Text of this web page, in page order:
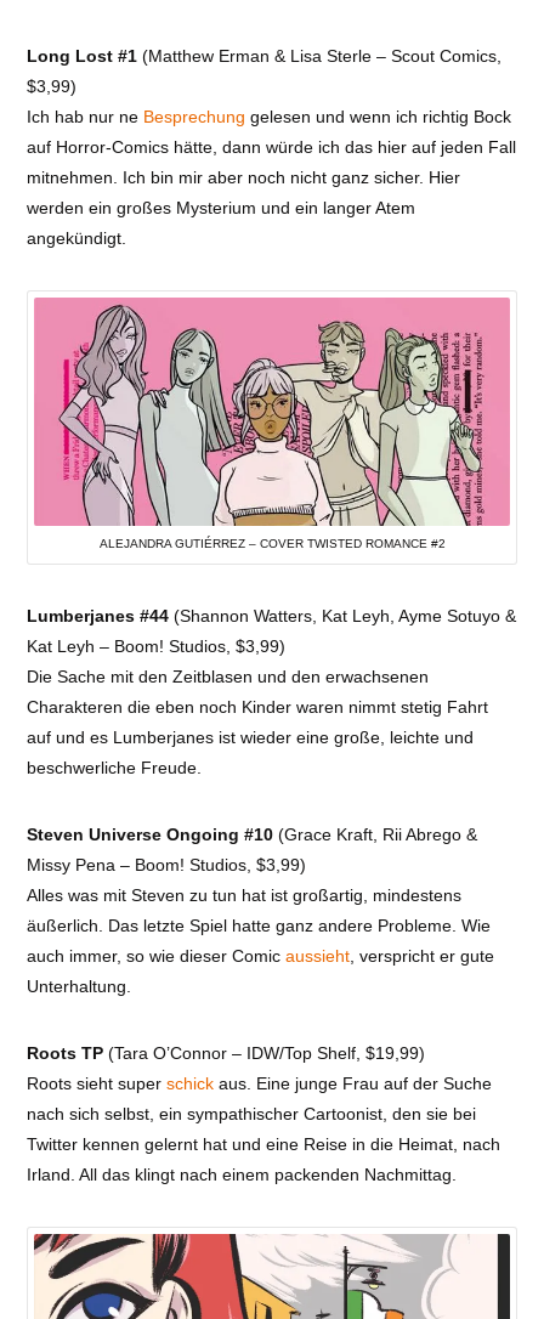
Long Lost #1 (Matthew Erman & Lisa Sterle – Scout Comics,
$3,99)
Ich hab nur ne Besprechung gelesen und wenn ich richtig Bock
auf Horror-Comics hätte, dann würde ich das hier auf jeden Fall
mitnehmen. Ich bin mir aber noch nicht ganz sicher. Hier
werden ein großes Mysterium und ein langer Atem
angekündigt.
ALEJANDRA GUTIÉRREZ – COVER TWISTED ROMANCE #2
Lumberjanes #44 (Shannon Watters, Kat Leyh, Ayme Sotuyo &
Kat Leyh – Boom! Studios, $3,99)
Die Sache mit den Zeitblasen und den erwachsenen
Charakteren die eben noch Kinder waren nimmt stetig Fahrt
auf und es Lumberjanes ist wieder eine große, leichte und
beschwerliche Freude.
Steven Universe Ongoing #10 (Grace Kraft, Rii Abrego &
Missy Pena – Boom! Studios, $3,99)
Alles was mit Steven zu tun hat ist großartig, mindestens
äußerlich. Das letzte Spiel hatte ganz andere Probleme. Wie
auch immer, so wie dieser Comicaussieht, verspricht er gute
Unterhaltung.
Roots TP (Tara O’Connor – IDW/Top Shelf, $19,99)
Roots sieht superschick aus. Eine junge Frau auf der Suche
nach sich selbst, ein sympathischer Cartoonist, den sie bei
Twitter kennen gelernt hat und eine Reise in die Heimat, nach
Irland. All das klingt nach einem packenden Nachmittag.